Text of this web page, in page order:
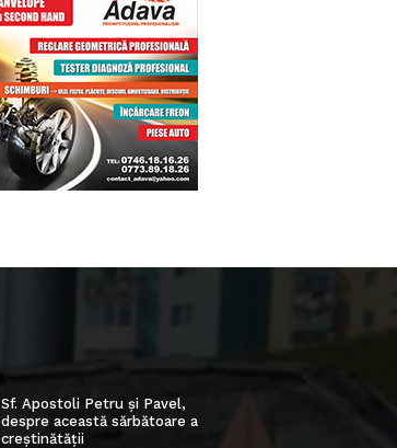
Sf. Apostoli Petru și Pavel,
despre această sărbătoare a
creștinătății